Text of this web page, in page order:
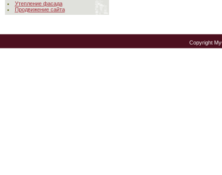
Утепление фасада
Продвижение сайта
Copyright